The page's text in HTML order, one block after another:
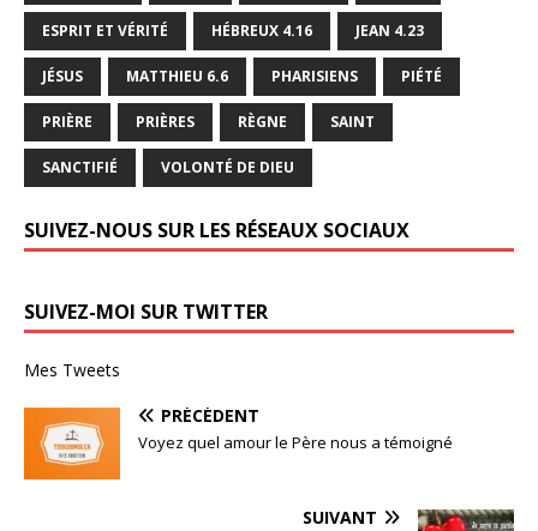
ESPRIT ET VÉRITÉ HÉBREUX 4.16 JEAN 4.23
JÉSUS MATTHIEU 6.6 PHARISIENS PIÉTÉ
PRIÈRE PRIÈRES RÈGNE SAINT
SANCTIFIÉ VOLONTÉ DE DIEU
SUIVEZ-NOUS SUR LES RÉSEAUX SOCIAUX
SUIVEZ-MOI SUR TWITTER
Mes Tweets
PRÉCÉDENT
Voyez quel amour le Père nous a témoigné
SUIVANT